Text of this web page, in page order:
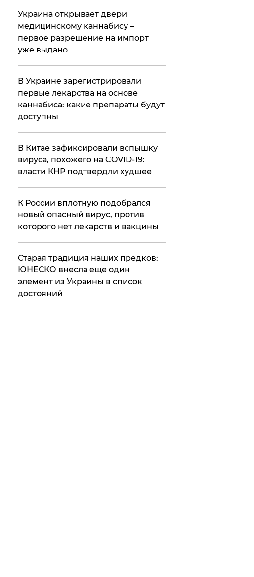
Украина открывает двери
медицинскому каннабису –
первое разрешение на импорт
уже выдано
В Украине зарегистрировали
первые лекарства на основе
каннабиса: какие препараты будут
доступны
В Китае зафиксировали вспышку
вируса, похожего на COVID-19:
власти КНР подтвердли худшее
К России вплотную подобрался
новый опасный вирус, против
которого нет лекарств и вакцины
​Старая традиция наших предков:
ЮНЕСКО внесла еще один
элемент из Украины в список
достояний